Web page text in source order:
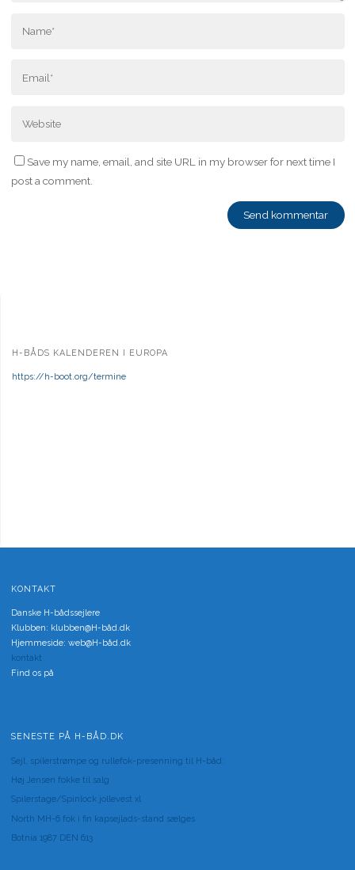
Save my name, email, and site URL in my browser for next time I
post a comment.
H-BÅDS KALENDEREN I EUROPA
https://h-boot.org/termine
KONTAKT
Danske H-bådssejlere
Klubben: klubben@H-båd.dk
Hjemmeside: web@H-båd.dk
kontakt
Find os på
SENESTE PÅ H-BÅD.DK
Sejl, spilerstrømpe og rullefok-presenning til H-båd:
Høj Jensen fokke til salg
Spilerstage/Spinlock jollevest xl
North MH-6 fok i fin kapsejlads-stand sælges
Botnia 1987 DEN 613